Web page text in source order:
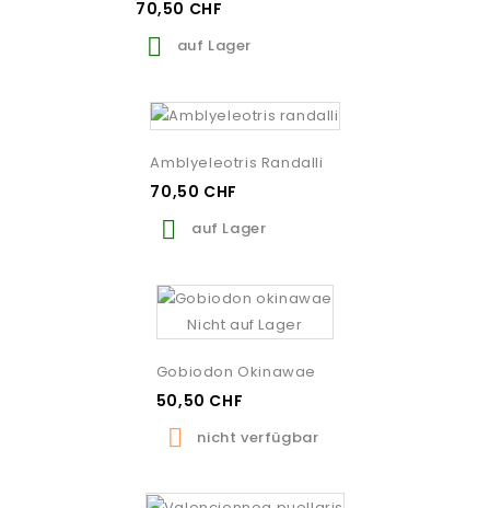
70,50 CHF
 auf Lager
Amblyeleotris Randalli
70,50 CHF
 auf Lager
Nicht auf Lager
Gobiodon Okinawae
50,50 CHF
 nicht verfügbar